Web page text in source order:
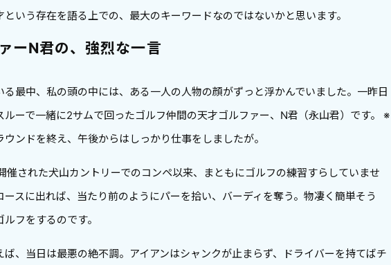
という存在を語る上での、最大のキーワードなのではないかと思います。
ーN君の、強烈な一言
る最中、私の頭の中には、ある一人の人物の顔がずっと浮かんでいました。一昨日
ルーで一緒に2サムで回ったゴルフ仲間の天才ゴルファー、N君（永山君）です。 ※
ンドを終え、午後からはしっかり仕事をしましたが。
催された犬山カントリーでのコンペ以来、まともにゴルフの練習すらしていませ
ースに出れば、当たり前のようにパーを拾い、バーディを奪う。物凄く簡単そう
フをするのです。
ば、当日は最悪の絶不調。アイアンはシャンクが止まらず、ドライバーを持てばチ